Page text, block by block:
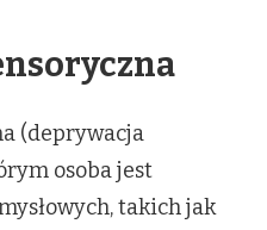
(deprywacja
osoba jest
takich jak